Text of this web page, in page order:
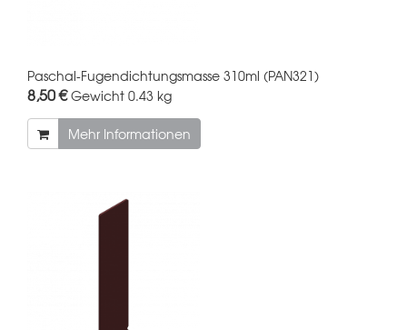
Paschal-Fugendichtungsmasse 310ml (PAN321)
8,50 €Gewicht 0.43 kg
Mehr Informationen